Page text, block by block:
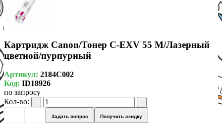
Картридж Canon/Тонер C-EXV 55 M/Лазерный
цветной/пурпурный
Артикул: 2184C002
Код: ID18926
по запросу
Кол-во:
Задать вопрос Получить скидку